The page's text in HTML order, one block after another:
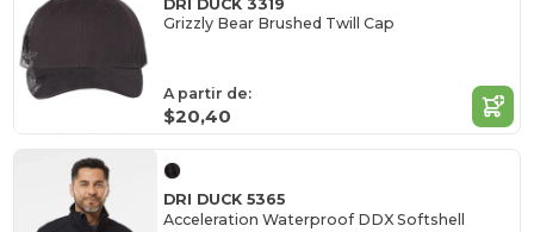
DRI DUCK 3319
Grizzly Bear Brushed Twill Cap
A partir de:
$20,40
DRI DUCK 5365
Acceleration Waterproof DDX Softshell